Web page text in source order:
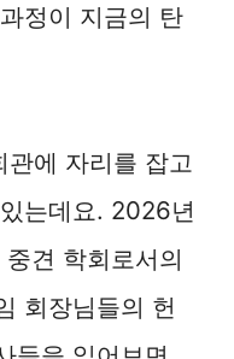
정이 지금의 탄
에 자리를 잡고
는데요. 2026년
견 학회로서의
회장님들의 헌